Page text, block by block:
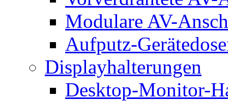
Modulare AV-
Aufputz-
Displayhalterungen
Desktop-Monitor-